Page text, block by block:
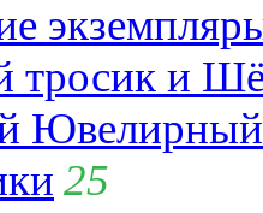
и
25